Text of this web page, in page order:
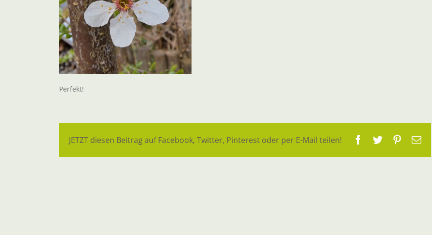
Perfekt!
JETZT diesen Beitrag auf Facebook, Twitter, Pinterest oder per E-Mail teilen! Facebook
TwitterPinterest
E-